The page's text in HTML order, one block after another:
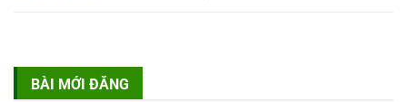
BÀI MỚI ĐĂNG